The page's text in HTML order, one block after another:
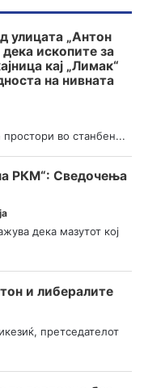
улицата „Антон
ископите за
кај „Лимак“
на нивната
во станбен...
РКМ“: Сведочења
дека мазутот кој
и либералите
претседателот